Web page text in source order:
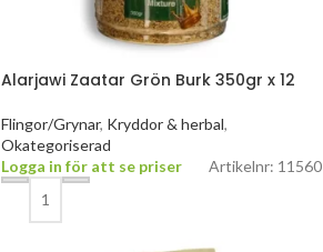
Alarjawi Zaatar Grön Burk 350gr x 12
Flingor/Grynar, Kryddor & herbal,
Okategoriserad
Logga in för att se priser
Artikelnr: 11560